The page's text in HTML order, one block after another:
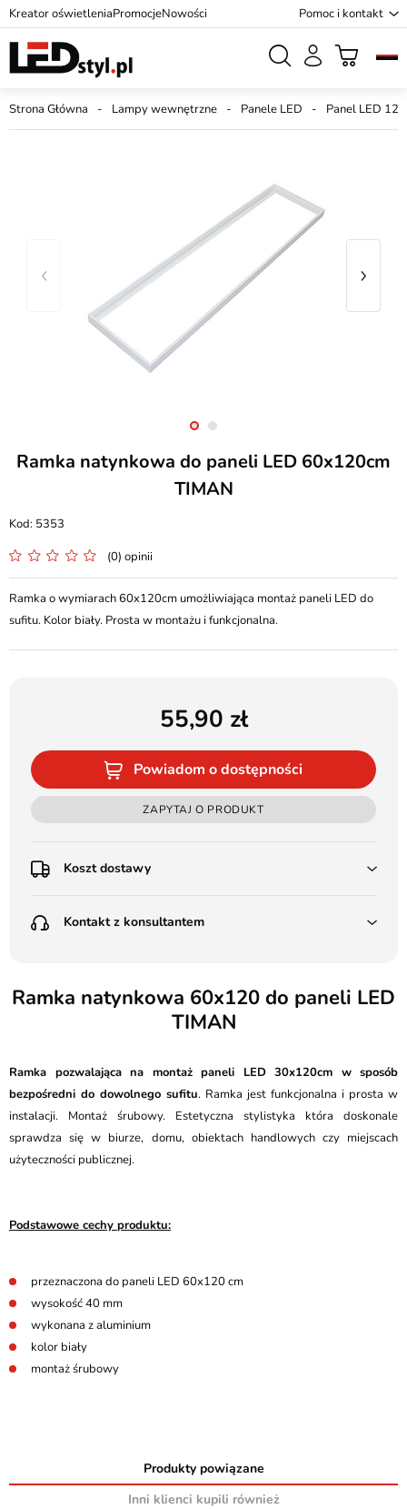
Kreator oświetleniaPromocjeNowości Pomoc i kontakt
Strona Główna Lampy wewnętrzne Panele LED Panel LED
Ramka natynkowa do paneli LED 60x120cm
TIMAN
5353
(0) opinii
Ramka o wymiarach 60x120cm umożliwiająca montaż paneli LED do
sufitu. Kolor biały. Prosta w montażu i funkcjonalna.
55,90
Powiadom o dostępności
ZAPYTAJ O PRODUKT
Koszt dostawy
Poczta Polska Kurier 48H - 11 zł
(od 1000 zł dla gabarytów, nie dotyczy produktów 3m)
Kurier GLS - 20 zł
Przesyłka Gabarytowa - 35 zł
Kontakt z konsultantem
Batalionów Chłopskich 12, 94-058 Łódź
Ramka natynkowa 60x120 do paneli LED
TIMAN
Ramka pozwalająca na montaż paneli LED 30x120cm w sposób
bezpośredni do dowolnego sufitu. Ramka jest funkcjonalna i prosta w
instalacji. Montaż śrubowy. Estetyczna stylistyka która doskonale
sprawdza się w biurze, domu, obiektach handlowych czy miejscach
użyteczności publicznej.
Podstawowe cechy produktu:
przeznaczona do paneli LED 60x120 cm
wysokość 40 mm
wykonana z aluminium
kolor biały
montaż śrubowy
Produkty powiązane
Inni klienci kupili również